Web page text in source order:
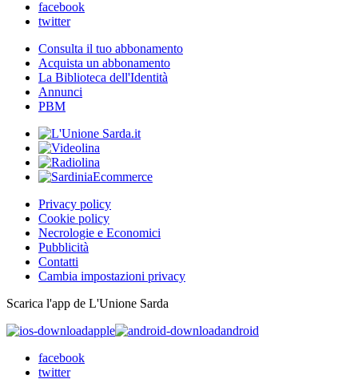
facebook
twitter
Consulta il tuo abbonamento
Acquista un abbonamento
La Biblioteca dell'Identità
Annunci
PBM
Privacy policy
Cookie policy
Necrologie e Economici
Pubblicità
Contatti
Cambia impostazioni privacy
Scarica l'app de L'Unione Sarda
apple
android
facebook
twitter